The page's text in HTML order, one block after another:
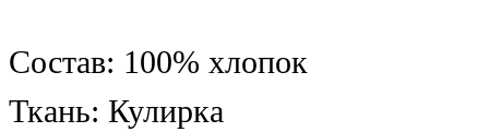
Состав: 100% хлопок
Ткань: Кулирка